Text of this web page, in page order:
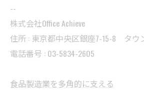
--
株式会社Office Achieve
住所 : 東京都中央区銀座7-15-8 タウ
電話番号 : 03-5834-2605
食品製造業を多角的に支える